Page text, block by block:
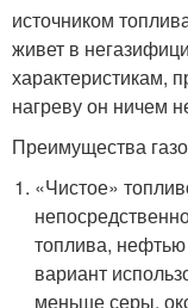
источником
живет в
характеристикам,
нагреву он ничем
Преимущества
«Чистое»
топлива,
вариант
меньше серы,